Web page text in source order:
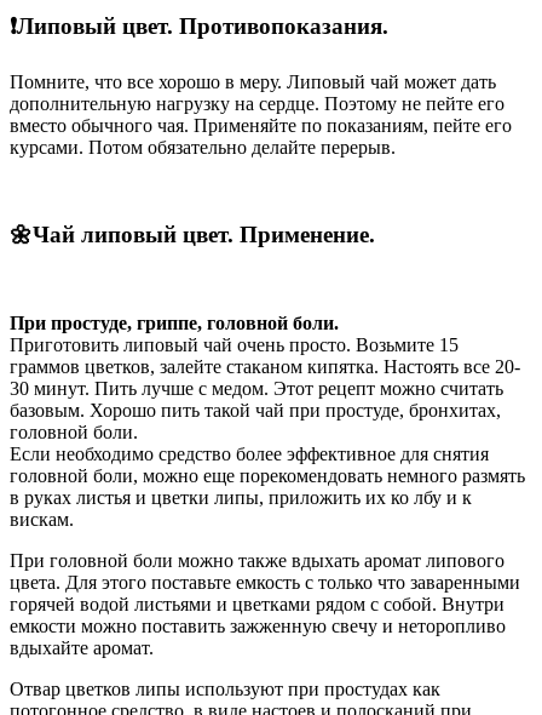
❗Липовый цвет. Противопоказания.
Помните, что все хорошо в меру. Липовый чай может дать
дополнительную нагрузку на сердце. Поэтому не пейте его
вместо обычного чая. Применяйте по показаниям, пейте его
курсами. Потом обязательно делайте перерыв.
🌼Чай липовый цвет. Применение.
При простуде, гриппе, головной боли.
Приготовить липовый чай очень просто. Возьмите 15
граммов цветков, залейте стаканом кипятка. Настоять все 20-
30 минут. Пить лучше с медом. Этот рецепт можно считать
базовым. Хорошо пить такой чай при простуде, бронхитах,
головной боли.
Если необходимо средство более эффективное для снятия
головной боли, можно еще порекомендовать немного размять
в руках листья и цветки липы, приложить их ко лбу и к
вискам.
При головной боли можно также вдыхать аромат липового
цвета. Для этого поставьте емкость с только что заваренными
горячей водой листьями и цветками рядом с собой. Внутри
емкости можно поставить зажженную свечу и неторопливо
вдыхайте аромат.
Отвар цветков липы используют при простудах как